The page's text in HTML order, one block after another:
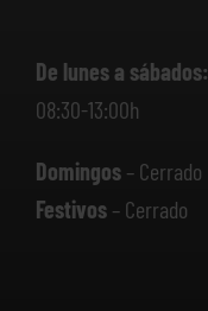
De lunes a sábados:
08:30-13:00h
Domingos– Cerrado
Festivos– Cerrado